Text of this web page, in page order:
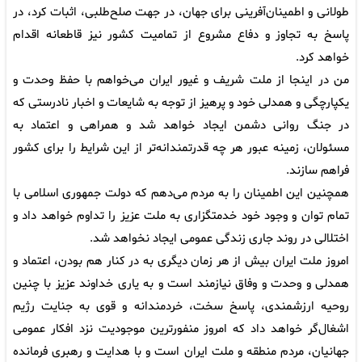
طولانی و اطمینان‌آفرینی برای جهان، در جهت صلح‌طلبی، اثبات کرد، در
پاسخ به تجاوز و دفاع مشروع از تمامیت کشور نیز قاطعانه اقدام
خواهد کرد.
من در اینجا از ملت شریف و غیور ایران می‌خواهم با حفظ وحدت و
یکپارچگی و همدلی خود و پرهیز از توجه به شایعات و اخبار نادرستی که
در جنگ روانی دشمن ایجاد خواهد شد و همراهی و اعتماد به
مسئولان، زمینه عبور هر چه قدرتمندانه‌تر از این شرایط را برای کشور
فراهم سازند.
همچنین این اطمینان را به مردم می‌دهم که دولت جمهوری اسلامی با
تمام توان و وجود خود خدمتگزاری به ملت عزیز را تداوم خواهد داد و
اختلالی در روند جاری زندگی عمومی ایجاد نخواهد شد.
امروز ملت ایران بیش از هر زمان دیگری به در کنار هم بودن، اعتماد و
همدلی و وحدت و وفاق نیازمند است و به یاری خداوند عزیز با چنین
روحیه ارزشمندی، پاسخ سخت، خردمندانه و قوی به جنایت رژیم
اشغال‌گر خواهد داد که امروز منفورترین موجودیت نزد افکار عمومی
جهانیان، مردم منطقه و ملت ایران است و با هدایت و رهبری فرمانده